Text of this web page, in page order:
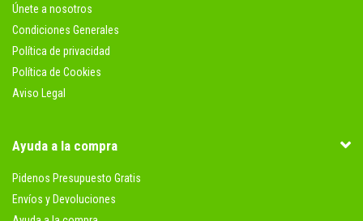
Únete a nosotros
Condiciones Generales
Política de privacidad
Política de Cookies
Aviso Legal
Ayuda a la compra
Pidenos Presupuesto Gratis
Envíos y Devoluciones